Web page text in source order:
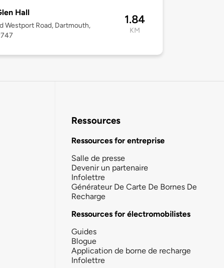
Hall
Westport Road, Dartmouth,
1.84
KM
Ressources
Ressources for entreprise
Salle de presse
Devenir un partenaire
Infolettre
Générateur De Carte De Bornes De
Recharge
Ressources for électromobilistes
Guides
Blogue
Application de borne de recharge
Infolettre